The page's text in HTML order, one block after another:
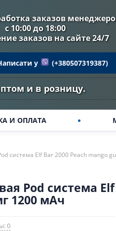
заказов
с 10:00 до 18:00
заказов на сайте 24/7
у (+380507319387)
и в розницу.
И ОПЛАТА
система Elf Bar 2000 Peach mango
Pod система
1200 мАч
0